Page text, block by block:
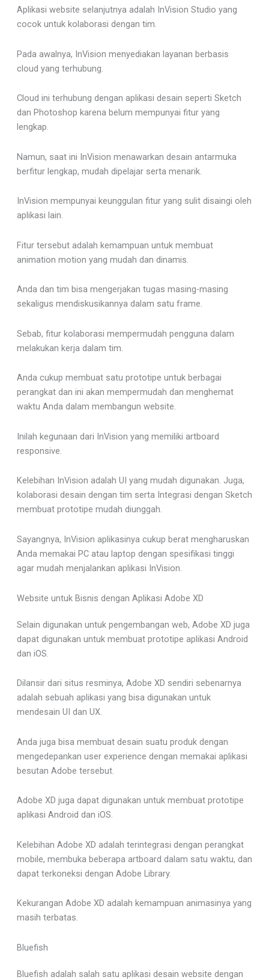
Aplikasi website selanjutnya adalah InVision Studio yang
cocok untuk kolaborasi dengan tim.
Pada awalnya, InVision menyediakan layanan berbasis
cloud yang terhubung.
Cloud ini terhubung dengan aplikasi desain seperti Sketch
dan Photoshop karena belum mempunyai fitur yang
lengkap.
Namun, saat ini InVision menawarkan desain antarmuka
berfitur lengkap, mudah dipelajar serta menarik.
InVision mempunyai keunggulan fitur yang sulit disaingi oleh
aplikasi lain.
Fitur tersebut adalah kemampuan untuk membuat
animation motion yang mudah dan dinamis.
Anda dan tim bisa mengerjakan tugas masing-masing
sekaligus mendiskusikannya dalam satu frame.
Sebab, fitur kolaborasi mempermudah pengguna dalam
melakukan kerja dalam tim.
Anda cukup membuat satu prototipe untuk berbagai
perangkat dan ini akan mempermudah dan menghemat
waktu Anda dalam membangun website.
Inilah kegunaan dari InVision yang memiliki artboard
responsive.
Kelebihan InVision adalah UI yang mudah digunakan. Juga,
kolaborasi desain dengan tim serta Integrasi dengan Sketch
membuat prototipe mudah diunggah.
Sayangnya, InVision aplikasinya cukup berat mengharuskan
Anda memakai PC atau laptop dengan spesifikasi tinggi
agar mudah menjalankan aplikasi InVision.
Website untuk Bisnis dengan Aplikasi Adobe XD
Selain digunakan untuk pengembangan web, Adobe XD juga
dapat digunakan untuk membuat prototipe aplikasi Android
dan iOS.
Dilansir dari situs resminya, Adobe XD sendiri sebenarnya
adalah sebuah aplikasi yang bisa digunakan untuk
mendesain UI dan UX.
Anda juga bisa membuat desain suatu produk dengan
mengedepankan user experience dengan memakai aplikasi
besutan Adobe tersebut.
Adobe XD juga dapat digunakan untuk membuat prototipe
aplikasi Android dan iOS.
Kelebihan Adobe XD adalah terintegrasi dengan perangkat
mobile, membuka beberapa artboard dalam satu waktu, dan
dapat terkoneksi dengan Adobe Library.
Kekurangan Adobe XD adalah kemampuan animasinya yang
masih terbatas.
Bluefish
Bluefish adalah salah satu aplikasi desain website dengan